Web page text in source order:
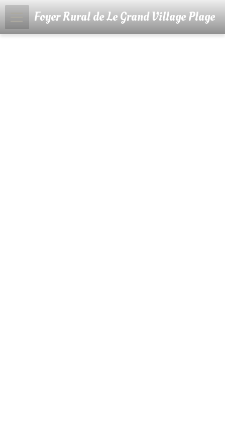
Foyer Rural de Le Grand Village Plage